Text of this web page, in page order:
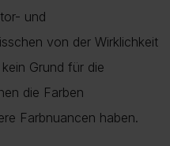
und
von der Wirklichkeit
Grund für die
die Farben
Farbnuancen haben.